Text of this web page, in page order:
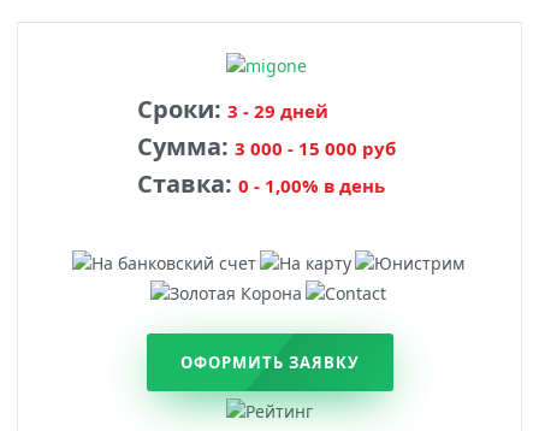
Сроки: 3 - 29 дней
Сумма: 3 000 - 15 000 руб
Ставка: 0 - 1,00% в день
ОФОРМИТЬ ЗАЯВКУ